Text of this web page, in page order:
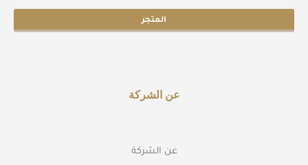
المتجر
عن الشركة
عن الشركة